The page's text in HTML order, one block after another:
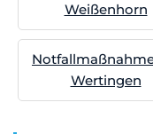
Weißenhorn
Wertingen